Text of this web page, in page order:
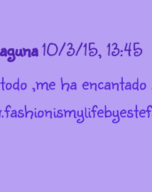
10/3/15, 13:45
,me ha